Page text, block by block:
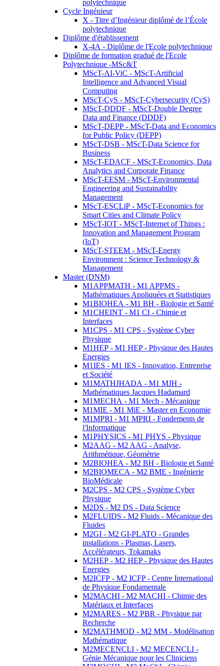
polytechnique
Cycle Ingénieur
X - Titre d’Ingénieur diplômé de l’École
polytechnique
Diplôme d'établissement
X-4A - Diplôme de l'Ecole polytechnique
Diplôme de formation gradué de l'Ecole
Polytechnique -MSc&T
MScT-AI-ViC - MScT-Artificial
Intelligence and Advanced Visual
Computing
MScT-CyS - MScT-Cybersecurity (CyS)
MScT-DDDF - MScT-Double Degree
Data and Finance (DDDF)
MScT-DEPP - MScT-Data and Economics
for Public Policy (DEPP)
MScT-DSB - MScT-Data Science for
Business
MScT-EDACF - MScT-Economics, Data
Analytics and Corporate Finance
MScT-EESM - MScT-Environmental
Engineering and Sustainability
Management
MScT-ESCLiP - MScT-Economics for
Smart Cities and Climate Policy
MScT-IOT - MScT-Internet of Things :
Innovation and Management Program
(IoT)
MScT-STEEM - MScT-Energy
Environment : Science Technology &
Management
Master (DNM)
M1APPMATH - M1 APPMS -
Mathématiques Appliquées et Statistiques
M1BIOHEA - M1 BH - Biologie et Santé
M1CHEINT - M1 CI - Chimie et
Interfaces
M1CPS - M1 CPS - Système Cyber
Physique
M1HEP - M1 HEP - Physique des Hautes
Energies
M1IES - M1 IES - Innovation, Entreprise
et Société
M1MATHJHADA - M1 MJH -
Mathématiques Jacques Hadamard
M1MECHA - M1 Mech - Mécanique
M1MIE - M1 MiE - Master en Economie
M1MPRI - M1 MPRI - Fondements de
l'Informatique
M1PHYSICS - M1 PHYS - Physique
M2AAG - M2 AAG - Analyse,
Arithmétique, Géométrie
M2BIOHEA - M2 BH - Biologie et Santé
M2BIOMECA - M2 BME - Ingénierie
BioMédicale
M2CPS - M2 CPS - Système Cyber
Physique
M2DS - M2 DS - Data Science
M2FLUIDS - M2 Fluids - Mécanique des
Fluides
M2GI - M2 GI-PLATO - Grandes
installations - Plasmas, Lasers,
Accélérateurs, Tokamaks
M2HEP - M2 HEP - Physique des Hautes
Energies
M2ICFP - M2 ICFP - Centre International
de Physique Fondamentale
M2MACHI - M2 MACHI - Chimie des
Matériaux et Interfaces
M2MARES - M2 PBR - Physique par
Recherche
M2MATHMOD - M2 MM - Modélisation
Mathématique
M2MECENCLI - M2 MECENCLI -
Génie Mécanique pour les Cliniciens